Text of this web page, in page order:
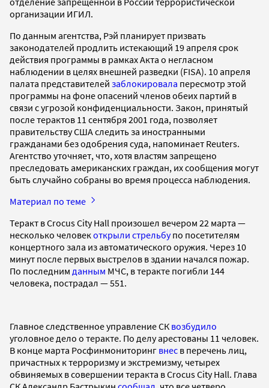
организации ИГИЛ.
По данным агентства, Рэй планирует призвать
законодателей продлить истекающий 19 апреля срок
действия программы в рамках Акта о негласном
наблюдении в целях внешней разведки (FISA). 10 апреля
палата представителей заблокировала пересмотр этой
программы на фоне опасений членов обеих партий в
связи с угрозой конфиденциальности. Закон, принятый
после терактов 11 сентября 2001 года, позволяет
правительству США следить за иностранными
гражданами без одобрения суда, напоминает Reuters.
Агентство уточняет, что, хотя властям запрещено
преследовать американских граждан, их сообщения могут
быть случайно собраны во время процесса наблюдения.
Материал по теме
Теракт в Crocus City Hall произошел вечером 22 марта —
несколько человекоткрыли стрельбупо посетителям
концертного зала из автоматического оружия. Через 10
минут после первых выстрелов в здании начался пожар.
По последним данным МЧС, в теракте погибли 144
человека, пострадал — 551.
Главное следственное управление СК возбудило
уголовное дело о теракте. По делу арестованы 11 человек.
В конце марта Росфинмониторинг внес в перечень лиц,
причастных к терроризму и экстремизму, четырех
обвиняемых в совершении теракта в Crocus City Hall. Глава